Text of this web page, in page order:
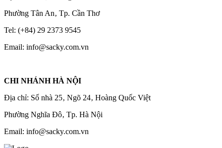
Phường Tân An‚ Tp. Cần Thơ
Tel: (+84) 29 2373 9545
Email: info@sacky.com.vn
CHI NHÁNH HÀ NỘI
Địa chỉ: Số nhà 25‚ Ngõ 24‚ Hoàng Quốc Việt
Phường Nghĩa Đô‚ Tp. Hà Nội
Email: info@sacky.com.vn